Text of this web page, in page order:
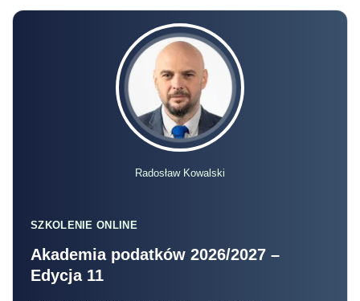
Radosław Kowalski
SZKOLENIE ONLINE
Akademia podatków 2026/2027 –
Edycja 11